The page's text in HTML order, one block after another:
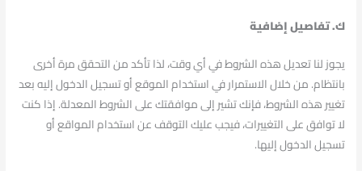
ك. تفاصيل إضافية
يجوز لنا تعديل هذه الشروط في أي وقت، لذا تأكد من التحقق مرة أخرى
بانتظام. من خلال الاستمرار في استخدام الموقع أو تسجيل الدخول إليه بعد
تغيير هذه الشروط، فإنك تشير إلى موافقتك على الشروط المعدلة. إذا كنت
لا توافق على التغييرات، فيجب عليك التوقف عن استخدام المواقع أو
تسجيل الدخول إليها.